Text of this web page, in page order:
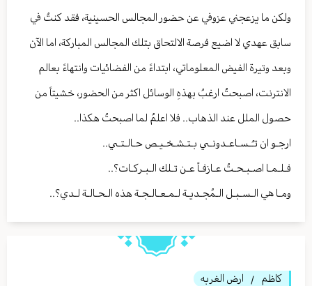
ولكن ما يزعجني عزوفي عن حضور المجالس الحسينية، فقد كنتُ في
سابق عهدي لا اضيع فرصة الالتحاق بتلك المجالس المباركة، اما الآن
وبعد وتيرة الفيض المعلوماتي، ابتداءً من الفضائيات وانتهاءً بعالم
الانترنت، اصبحتُ ارغبُ بهذهِ الوسائل اكثر من الحضور، خشيتاً من
حصول الملل عند الذهاب.. فلا اعلمُ لما اصبحتُ هكذا..
ارجـو ان تـُـسـاعـدونـي بـتـشـخـيـص حـالـتـي..
فـلـمـا اصـبـحـتُ عـازفـاً عـن تـلك الـبـركـات؟..
ومـا هي الـسـبـل الـمُجـديـة لـمـعـالـجـة هذه الـحـالـة لـدي؟..
كاظم / ارض الغربه